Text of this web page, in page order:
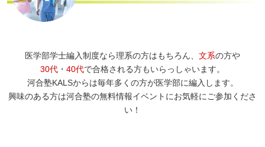
医学部学士編入制度なら理系の方はもちろん、 文系の方や
30代 ・ 40代で合格される方もいらっしゃいます。
河合塾KALSからは毎年多くの方が医学部に編入します。
興味のある方は河合塾の無料情報イベントにお気軽にご参加くださ
い！